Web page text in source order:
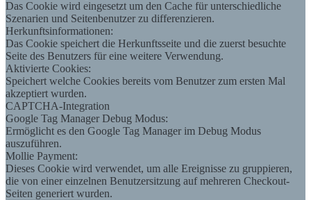
Das Cookie wird eingesetzt um den Cache für unterschiedliche
Szenarien und Seitenbenutzer zu differenzieren.
Herkunftsinformationen:
Das Cookie speichert die Herkunftsseite und die zuerst besuchte
Seite des Benutzers für eine weitere Verwendung.
Aktivierte Cookies:
Speichert welche Cookies bereits vom Benutzer zum ersten Mal
akzeptiert wurden.
CAPTCHA-Integration
Google Tag Manager Debug Modus:
Ermöglicht es den Google Tag Manager im Debug Modus
auszuführen.
Mollie Payment:
Dieses Cookie wird verwendet, um alle Ereignisse zu gruppieren,
die von einer einzelnen Benutzersitzung auf mehreren Checkout-
Seiten generiert wurden.